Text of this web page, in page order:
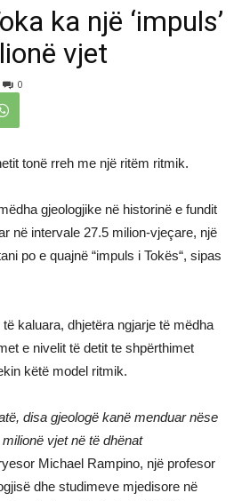
ka një ‘impuls’
vjet
0
tonë rreh me një ritëm ritmik.
gjeologjike në historinë e fundit
në intervale 27.5 milion-vjeçare, një
po e quajnë “impuls i Tokës“, sipas
kaluara, dhjetëra ngjarje të mëdha
e nivelit të detit te shpërthimet
këtë model ritmik.
disa gjeologë kanë menduar nëse
vjet në të dhënat
Michael Rampino, një profesor
dhe studimeve mjedisore në